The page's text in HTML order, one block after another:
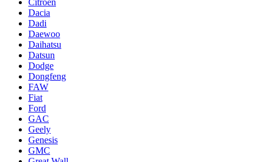
Citroen
Dacia
Dadi
Daewoo
Daihatsu
Datsun
Dodge
Dongfeng
FAW
Fiat
Ford
GAC
Geely
Genesis
GMC